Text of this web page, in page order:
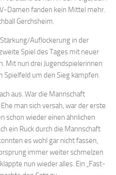
Damen fanden kein Mittel mehr.
Gerchsheim.
Auflockerung in der
Spiel des Tages mit neuer
Mit nun drei Jugendspielerinnen
um den Sieg kämpfen.
aus. War die Mannschaft
man sich versah, war der erste
schon wieder einen ähnlichen
ein Ruck durch die Mannschaft
es wohl gar nicht fassen,
immer weiter schmelzen
nun wieder alles. Ein „Fast-